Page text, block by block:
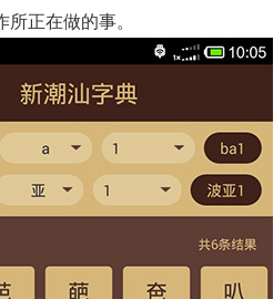
正在做的事。